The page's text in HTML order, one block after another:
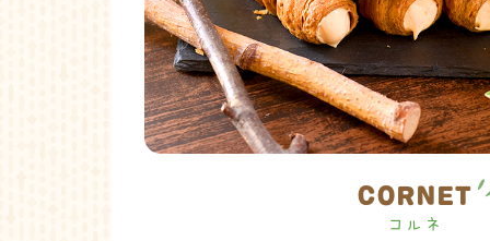
CORNET
コルネ